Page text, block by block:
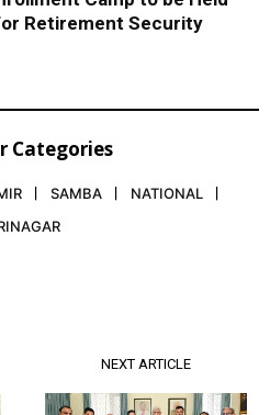
Retirement Security
Categories
SAMBA
NATIONAL
NEXT ARTICLE